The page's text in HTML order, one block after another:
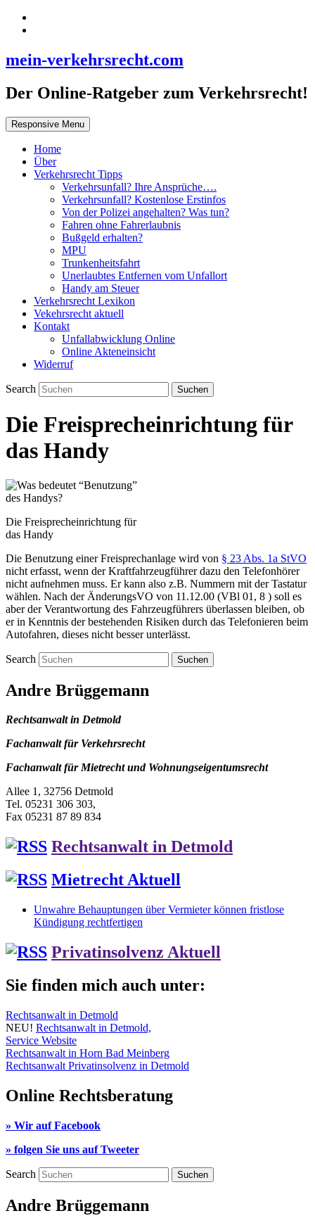
mein-verkehrsrecht.com
Der Online-Ratgeber zum Verkehrsrecht!
Responsive Menu
Home
Über
Verkehrsrecht Tipps
Verkehrsunfall? Ihre Ansprüche….
Verkehrsunfall? Kostenlose Erstinfos
Von der Polizei angehalten? Was tun?
Fahren ohne Fahrerlaubnis
Bußgeld erhalten?
MPU
Trunkenheitsfahrt
Unerlaubtes Entfernen vom Unfallort
Handy am Steuer
Verkehrsrecht Lexikon
Vekehrsrecht aktuell
Kontakt
Unfallabwicklung Online
Online Akteneinsicht
Widerruf
Search
Die Freisprecheinrichtung für
das Handy
Die Freisprecheinrichtung für
das Handy
Die Benutzung einer Freisprechanlage wird von § 23 Abs. 1a StVO
nicht erfasst, wenn der Kraftfahrzeugführer dazu den Telefonhörer
nicht aufnehmen muss. Er kann also z.B. Nummern mit der Tastatur
wählen. Nach der ÄnderungsVO von 11.12.00 (VBl 01, 8 ) soll es
aber der Verantwortung des Fahrzeugführers überlassen bleiben, ob
er in Kenntnis der bestehenden Risiken durch das Telefonieren beim
Autofahren, dieses nicht besser unterlässt.
Search
Andre Brüggemann
Rechtsanwalt in Detmold
Fachanwalt für Verkehrsrecht
Fachanwalt für Mietrecht und Wohnungseigentumsrecht
Allee 1, 32756 Detmold
Tel. 05231 306 303,
Fax 05231 87 89 834
Rechtsanwalt in Detmold
Mietrecht Aktuell
Unwahre Behauptungen über Vermieter können fristlose
Kündigung rechtfertigen
Privatinsolvenz Aktuell
Sie finden mich auch unter:
Rechtsanwalt in Detmold
NEU! Rechtsanwalt in Detmold,
Service Website
Rechtsanwalt in Horn Bad Meinberg
Rechtsanwalt Privatinsolvenz in Detmold
Online Rechtsberatung
» Wir auf Facebook
» folgen Sie uns auf Tweeter
Search
Andre Brüggemann